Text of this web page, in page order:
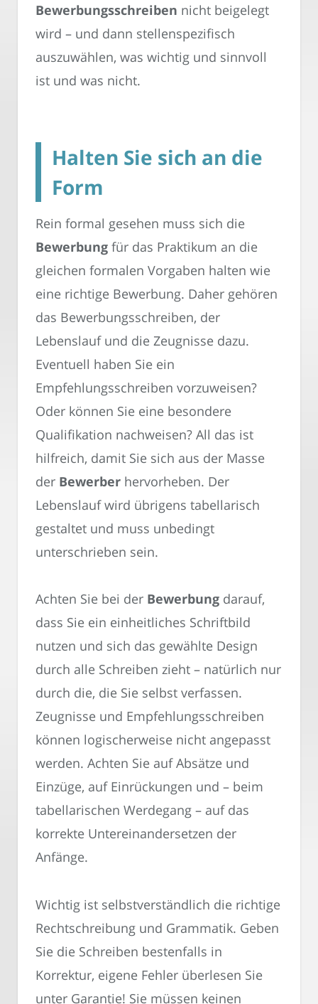
Bewerbungsschreiben nicht beigelegt
wird – und dann stellenspezifisch
auszuwählen, was wichtig und sinnvoll
ist und was nicht.
Halten Sie sich an die
Form
Rein formal gesehen muss sich die
Bewerbung für das Praktikum an die
gleichen formalen Vorgaben halten wie
eine richtige Bewerbung. Daher gehören
das Bewerbungsschreiben, der
Lebenslauf und die Zeugnisse dazu.
Eventuell haben Sie ein
Empfehlungsschreiben vorzuweisen?
Oder können Sie eine besondere
Qualifikation nachweisen? All das ist
hilfreich, damit Sie sich aus der Masse
der Bewerber hervorheben. Der
Lebenslauf wird übrigens tabellarisch
gestaltet und muss unbedingt
unterschrieben sein.
Achten Sie bei der Bewerbung darauf,
dass Sie ein einheitliches Schriftbild
nutzen und sich das gewählte Design
durch alle Schreiben zieht – natürlich nur
durch die, die Sie selbst verfassen.
Zeugnisse und Empfehlungsschreiben
können logischerweise nicht angepasst
werden. Achten Sie auf Absätze und
Einzüge, auf Einrückungen und – beim
tabellarischen Werdegang – auf das
korrekte Untereinandersetzen der
Anfänge.
Wichtig ist selbstverständlich die richtige
Rechtschreibung und Grammatik. Geben
Sie die Schreiben bestenfalls in
Korrektur, eigene Fehler überlesen Sie
unter Garantie! Sie müssen keinen